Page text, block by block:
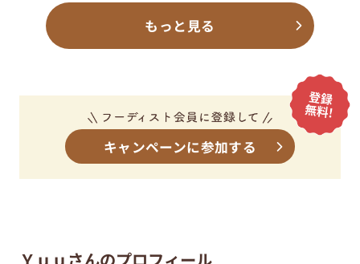
もっと見る
キャンペーンに参加する